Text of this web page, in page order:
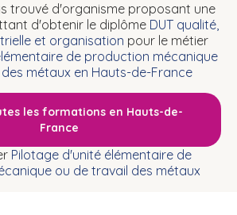
trouvé d'organisme proposant une
d'obtenir le diplôme DUT qualité,
et organisation pour le métier
de production mécanique
métaux en Hauts-de-France
les formations en Hauts-de-
France
Pilotage d'unité élémentaire de
ou de travail des métaux